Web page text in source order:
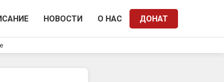
НОВОСТИ О НАС ДОНАТ